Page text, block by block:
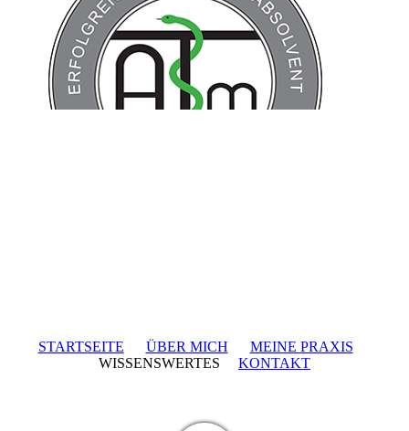
STARTSEITE ÜBER MICH
MEINE PRAXIS
WISSENSWERTES KONTAKT